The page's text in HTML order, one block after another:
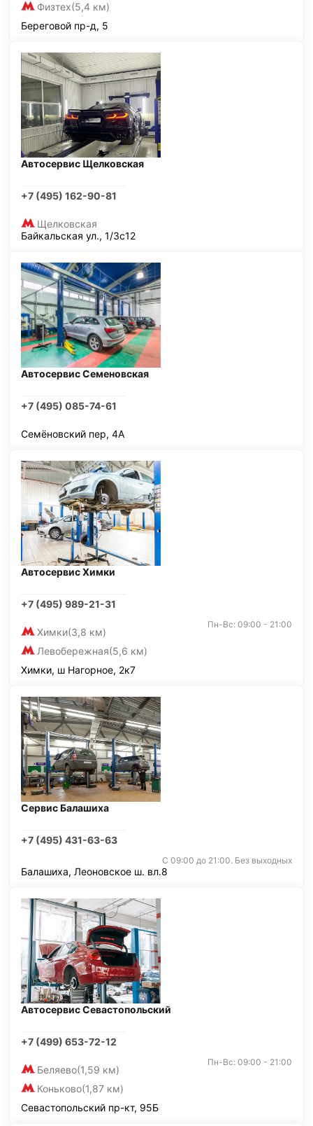
Физтех(5,4 км)
Береговой пр-д, 5
Автосервис Щелковская
+7 (495) 162-90-81
Щелковская
Байкальская ул., 1/3с12
Автосервис Семеновская
+7 (495) 085-74-61
Семёновский пер, 4А
Автосервис Химки
+7 (495) 989-21-31
Химки(3,8 км)
Левобережная(5,6 км)
Пн-Вс: 09:00 - 21:00
Химки, ш Нагорное, 2к7
Сервис Балашиха
+7 (495) 431-63-63
С 09:00 до 21:00. Без выходных
Балашиха, Леоновское ш. вл.8
Автосервис Севастопольский
+7 (499) 653-72-12
Беляево(1,59 км)
Коньково(1,87 км)
Пн-Вс: 09:00 - 21:00
Севастопольский пр-кт, 95Б